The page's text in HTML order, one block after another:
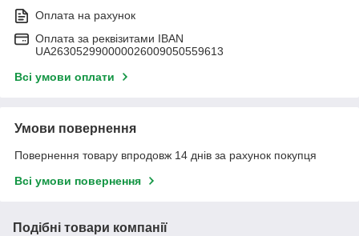
Оплата на рахунок
Оплата за реквізитами IBAN
UA263052990000026009050559613
Всі умови оплати
Умови повернення
Повернення товару впродовж 14 днів за рахунок покупця
Всі умови повернення
Подібні товари компанії